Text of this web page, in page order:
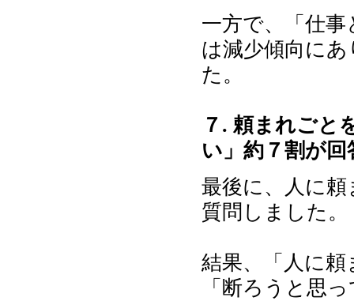
一方で、「仕
は減少傾向に
た。
７. 頼まれごと
い」約７割が回
最後に、人に
質問しました。
結果、「人に
「断ろうと思